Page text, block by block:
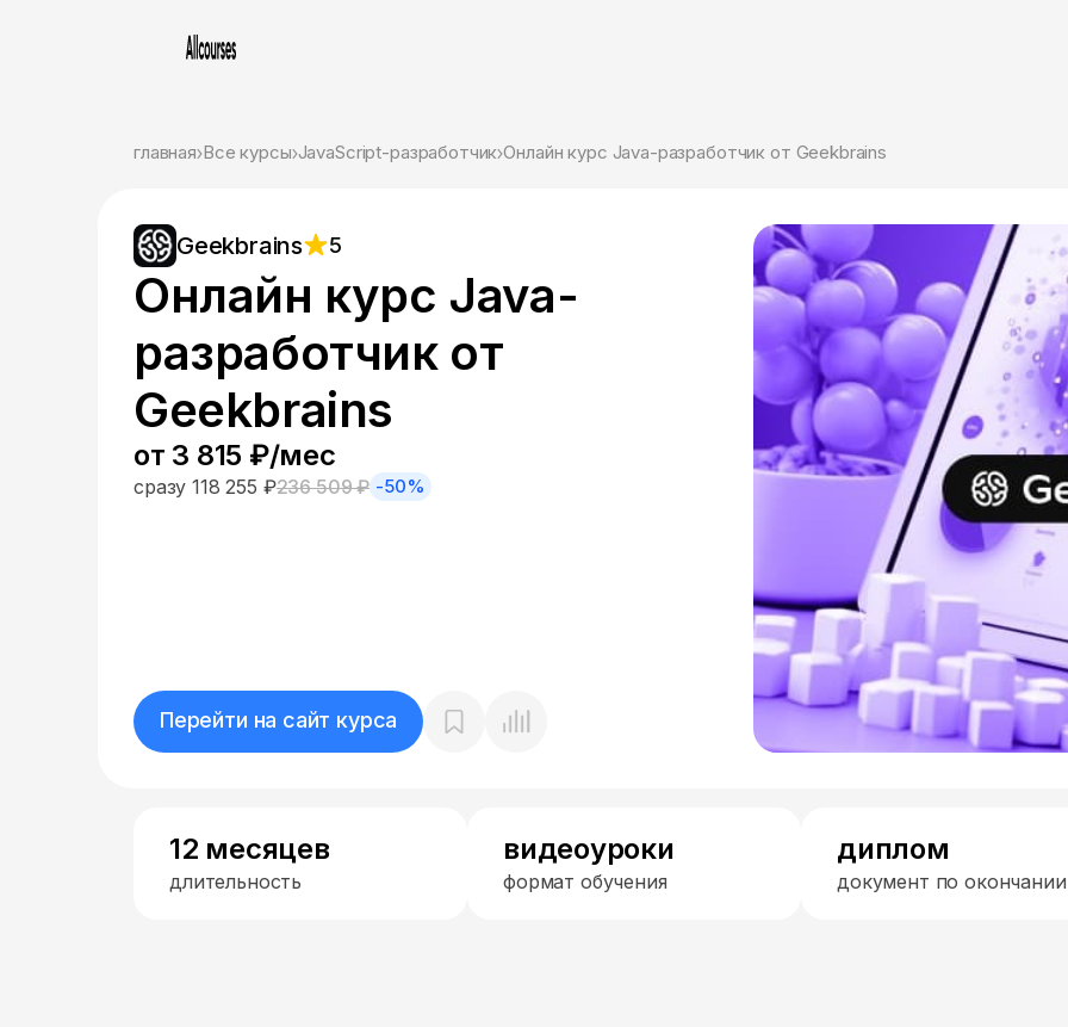
главная Все курсы JavaScript-разработчик Онлайн курс Java-разработчик от Geekbrains
Geekbrains 5
Онлайн курс Java-
разработчик от
Geekbrains
от 3 815 ₽/мес
сразу 118 255 ₽236 509 ₽ -50%
Перейти на сайт курса
12 месяцев
длительность
видеоуроки
формат обучения
диплом
документ по окончании